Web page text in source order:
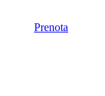
Prenota